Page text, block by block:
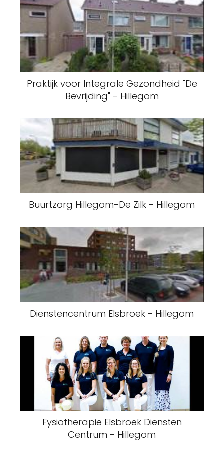
Praktijk voor Integrale Gezondheid "De
Bevrijding" - Hillegom
Buurtzorg Hillegom-De Zilk - Hillegom
Dienstencentrum Elsbroek - Hillegom
Fysiotherapie Elsbroek Diensten
Centrum - Hillegom